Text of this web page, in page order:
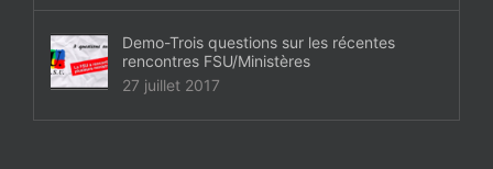
Demo-Trois questions sur les récentes
rencontres FSU/Ministères
27 juillet 2017